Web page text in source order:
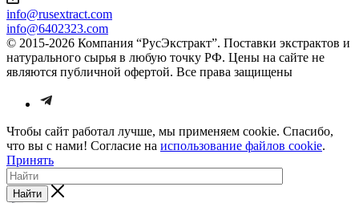
info@rusextract.com
info@6402323.com
© 2015-2026 Компания “РусЭкстракт”. Поставки экстрактов и
натурального сырья в любую точку РФ. Цены на сайте не
являются публичной офертой. Все права защищены
Чтобы сайт работал лучше, мы применяем cookie. Спасибо,
что вы с нами! Согласие на использование файлов cookie.
Принять
Найти